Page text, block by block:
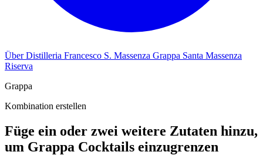
Über Distilleria Francesco S. Massenza Grappa Santa Massenza
Riserva
Grappa
Kombination erstellen
Füge ein oder zwei weitere Zutaten hinzu,
um Grappa Cocktails einzugrenzen